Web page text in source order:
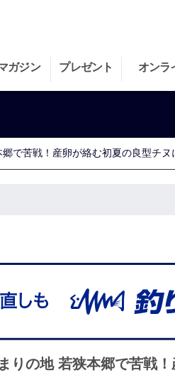
ガジン プレゼント オンラ
で苦戦！産卵が絡む初夏の良型チヌ
りの地 若狭本郷で苦戦